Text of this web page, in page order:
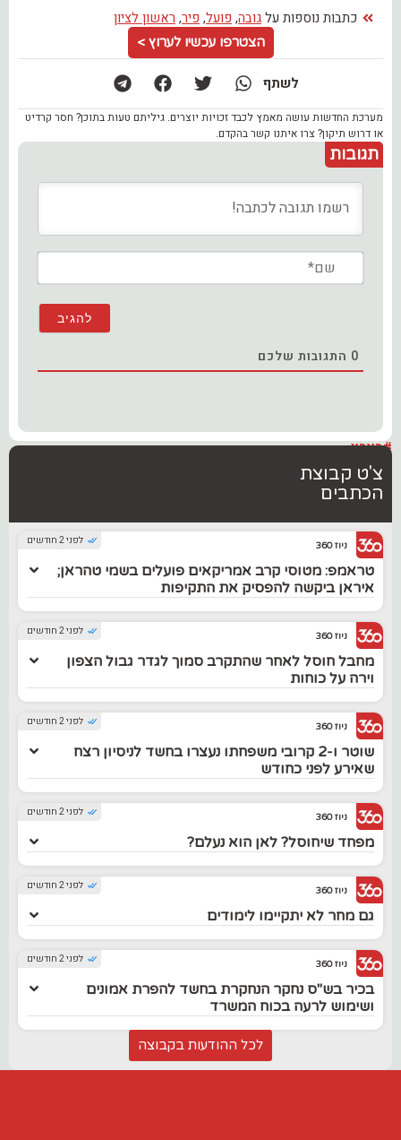
כתבות נוספות עלגובה, פועל, פיר, ראשון לציון
הצטרפו עכשיו לערוץ >
לשתף
מערכת החדשות עושה מאמץ לכבד זכויות יוצרים. גיליתם טעות בתוכן? חסר קרדיט
או דרוש תיקון? צרו איתנו קשר בהקדם.
תגובות
0 התגובות שלכם
#בארץ
צ'ט קבוצת
הכתבים
לפני 2 חודשים ניוז 360
טראמפ: מטוסי קרב אמריקאים פועלים בשמי טהראן;
איראן ביקשה להפסיק את התקיפות
לפני 2 חודשים ניוז 360
מחבל חוסל לאחר שהתקרב סמוך לגדר גבול הצפון
וירה על כוחות
לפני 2 חודשים ניוז 360
שוטר ו-2 קרובי משפחתו נעצרו בחשד לניסיון רצח
שאירע לפני כחודש
לפני 2 חודשים ניוז 360
מפחד שיחוסל? לאן הוא נעלם?
לפני 2 חודשים ניוז 360
גם מחר לא יתקיימו לימודים
לפני 2 חודשים ניוז 360
בכיר בש"ס נחקר הנחקרת בחשד להפרת אמונים
ושימוש לרעה בכוח המשרד
לכל ההודעות בקבוצה